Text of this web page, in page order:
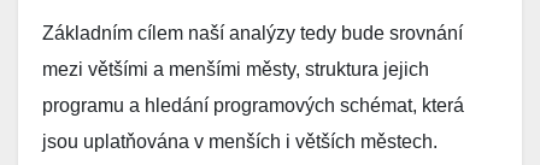
Základním cílem naší analýzy tedy bude srovnání
mezi většími a menšími městy, struktura jejich
programu a hledání programových schémat, která
jsou uplatňována v menších i větších městech.